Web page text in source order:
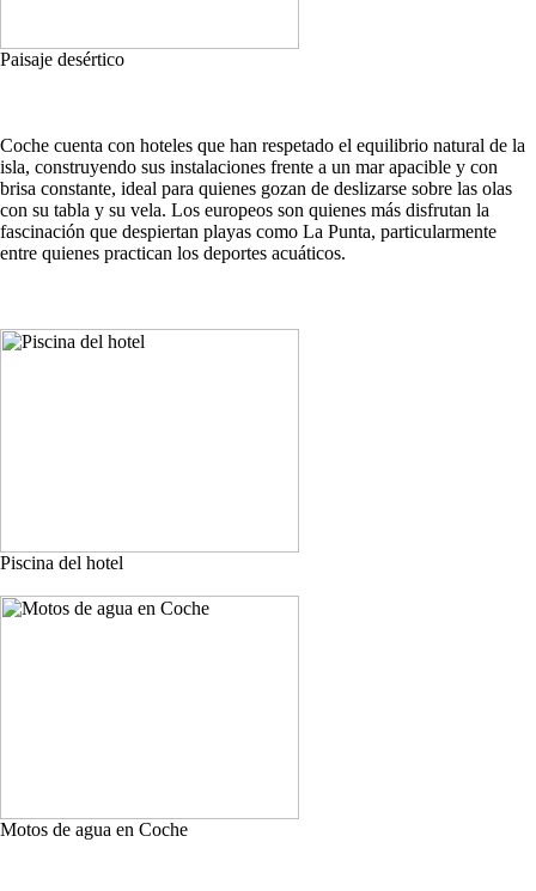
Paisaje desértico
Coche cuenta con hoteles que han respetado el equilibrio natural de la
isla, construyendo sus instalaciones frente a un mar apacible y con
brisa constante, ideal para quienes gozan de deslizarse sobre las olas
con su tabla y su vela. Los europeos son quienes más disfrutan la
fascinación que despiertan playas como La Punta, particularmente
entre quienes practican los deportes acuáticos.
Piscina del hotel
Motos de agua en Coche